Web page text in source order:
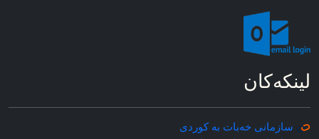
لینکه‌کان
سازمانی خه‌بات به کوردی